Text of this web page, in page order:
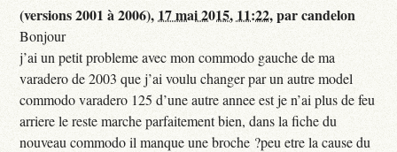
(versions 2001 à 2006), 17 mai 2015, 11:22,parcandelon
Bonjour
j’ai un petit probleme avec mon commodo gauche de ma
varadero de 2003 que j’ai voulu changer par un autre model
commodo varadero 125 d’une autre annee est je n’ai plus de feu
arriere le reste marche parfaitement bien, dans la fiche du
nouveau commodo il manque une broche ?peu etre la cause du